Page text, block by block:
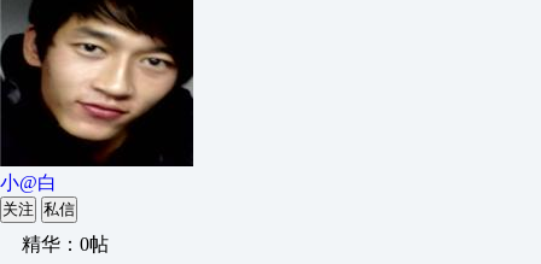
小@白
关注 私信
精华：0帖